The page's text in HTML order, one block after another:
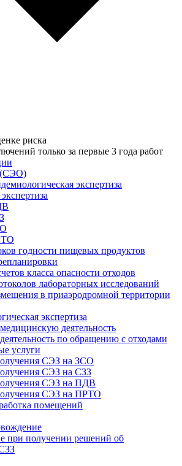
только за первые 3 года работ
(СЭО)
экспертиза
годности пищевых продуктов
класса опасности отходов
лабораторных исследований
в приаэродромной территории
экспертиза
деятельность
по обращению с отходами
услуги
СЭЗ на ЗСО
СЭЗ на СЗЗ
СЭЗ на ПДВ
СЭЗ на ПРТО
помещений
при получении решений об